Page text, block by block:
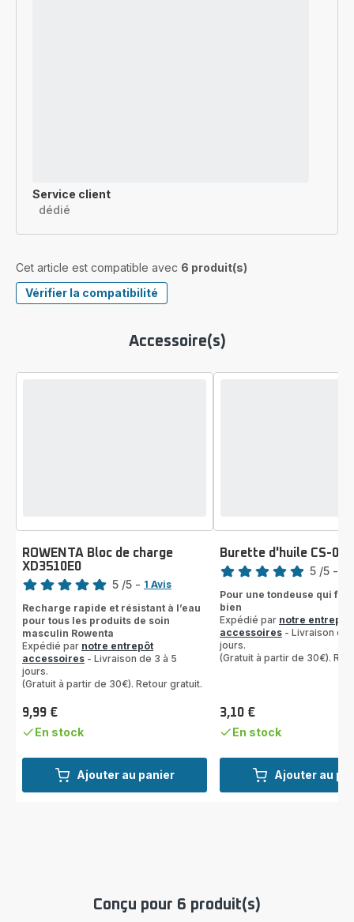
Service client
dédié
Cet article est compatible avec 6 produit(s)
Vérifier la compatibilité
Accessoire(s)
Ajouter au panier
ROWENTA Bloc de charge
XD3510E0
Note
5
étoiles
(moyenne)
5 /5 - 1 Avis
Recharge rapide et résistant à l’eau
pour tous les produits de soin
masculin Rowenta
Expédié par notre entrepôt
accessoires - Livraison de 3 à 5
jours.
(Gratuit à partir de 30€). Retour gratuit.
Prix
9,99 €
En stock
Ajouter au
Burette d'huile CS-
Note
5
étoiles
(moyenne)
5 /5 -
Pour une tondeuse qui
bien
Expédié par notre entrepôt
accessoires - Livraison de
jours.
(Gratuit à partir de 30€).
Prix
3,10 €
En stock
Conçu pour 6 produit(s)